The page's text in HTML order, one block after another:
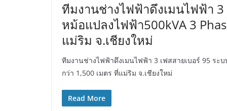
ทีมงานช่างไฟฟ้าดึงเมนไฟฟ้า 3
หม้อแปลงไฟฟ้า500kVA 3
แม่ริม จ.เชียงใหม่
ทีมงานช่างไฟฟ้าดึงเมนไฟฟ้า 3 เฟสสายเบอร์ 95 ระ
กว่า 1,500 เมตร ที่แม่ริม จ.เชียงใหม่
Read More